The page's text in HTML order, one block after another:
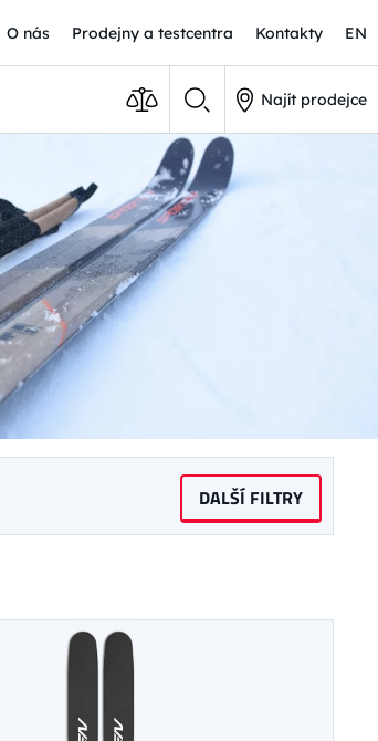
O nás Prodejny a testcentra Kontakty EN
Najít prodejce
DALŠÍ FILTRY